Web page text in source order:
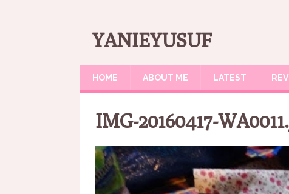
YANIEYUSUF
HOME ABOUT ME LATEST
IMG-20160417-